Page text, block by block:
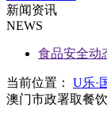
新闻资讯
NEWS
食品安全动
当前位置： U乐·
澳门市政署取餐